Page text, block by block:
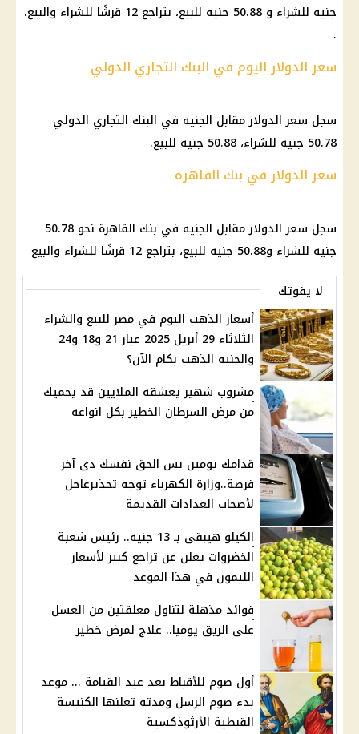
جنيه للشراء و 50.88 جنيه للبيع، بتراجع 12 قرشًا للشراء والبيع.
.
سعر الدولار اليوم في البنك التجاري الدولي
سجل سعر الدولار مقابل الجنيه في البنك التجاري الدولي
50.78 جنيه للشراء، 50.88 جنيه للبيع.
سعر الدولار في بنك القاهرة
سجل سعر الدولار مقابل الجنيه في بنك القاهرة نحو 50.78
جنيه للشراء و50.88 جنيه للبيع، بتراجع 12 قرشًا للشراء والبيع
لا يفوتك
أسعار الذهب اليوم في مصر للبيع والشراء
الثلاثاء 29 أبريل 2025 عيار 21 و18 و24
والجنيه الذهب بكام الآن؟
مشروب شهير يعشقه الملايين قد يحميك
من مرض السرطان الخطير بكل انواعه
قدامك يومين بس الحق نفسك دى آخر
فرصة..وزارة الكهرباء توجه تحذيرعاجل
لأصحاب العدادات القديمة
الكيلو هيبقى بـ 13 جنيه.. رئيس شعبة
الخضروات يعلن عن تراجع كبير لأسعار
الليمون في هذا الموعد
فوائد مذهلة لتناول معلقتين من العسل
على الريق يوميا.. علاج لمرض خطير
أول صوم للأقباط بعد عيد القيامة ... موعد
بدء صوم الرسل ومدته تعلنها الكنيسة
القبطية الأرثوذكسية